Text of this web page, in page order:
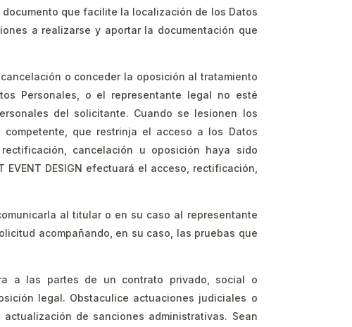
que facilite la localización de los Datos
a realizarse y aportar la documentación que
o conceder la oposición al tratamiento
Personales, o el representante legal no esté
del solicitante. Cuando se lesionen los
que restrinja el acceso a los Datos
cancelación u oposición haya sido
DESIGN efectuará el acceso, rectificación,
al titular o en su caso al representante
acompañando, en su caso, las pruebas que
a las partes de un contrato privado, social o
legal. Obstaculice actuaciones judiciales o
de sanciones administrativas. Sean